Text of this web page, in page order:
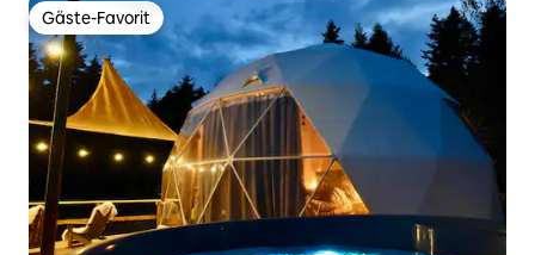
Gäste-Favorit
Gäste-Favorit